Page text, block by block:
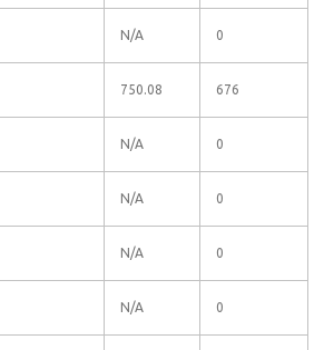
N/A 0
750.08 676
N/A 0
N/A 0
N/A 0
N/A 0